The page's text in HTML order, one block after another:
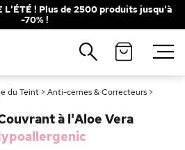
L'ÉTÉ ! Plus de 2500 produits jusqu'à
-70% !
du Teint > Anti-cernes & Correcteurs >
à l'Aloe Vera
Fermer
populaires
Palette